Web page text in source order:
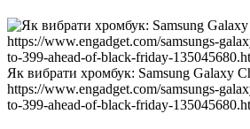
Як вибрати хромбук: Samsung Galaxy
https://www.engadget.com/samsungs-
to-399-ahead-of-black-friday-